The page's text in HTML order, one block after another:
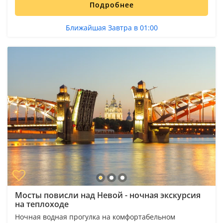
Подробнее
Ближайшая Завтра в 01:00
Мосты повисли над Невой - ночная экскурсия
на теплоходе
Ночная водная прогулка на комфортабельном